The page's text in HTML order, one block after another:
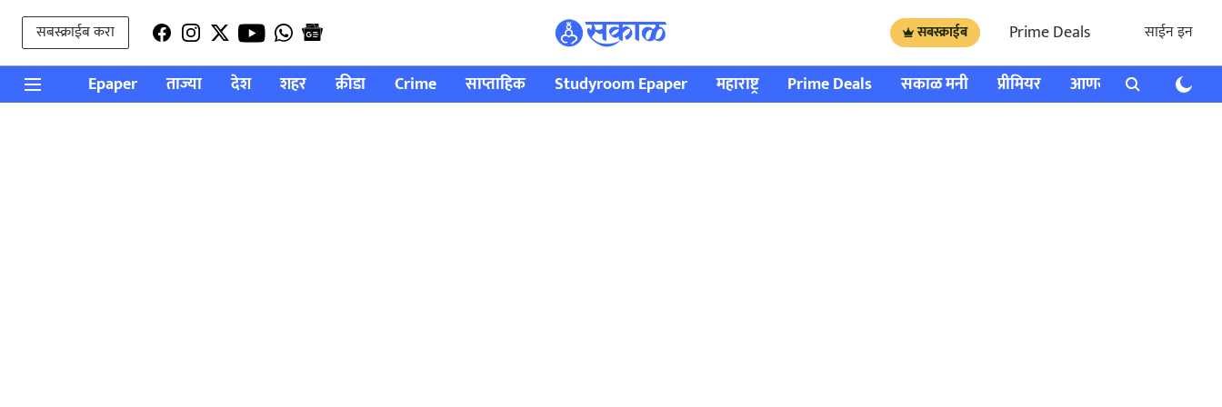
सबस्क्राईब करा सबस्क्राईब Prime Deals साईन इन
Epaper ताज्या देश शहर क्रीडा Crime साप्ताहिक Studyroom Epaper महाराष्ट्र Prime Deals सकाळ मनी प्रीमियर आणखी राशी भविष्य